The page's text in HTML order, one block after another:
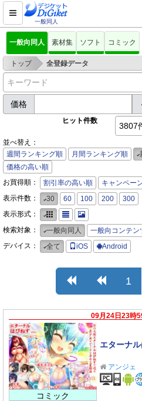
一般同人
一般向同人 素材集 ソフト コミック
トップ > 全登録データ
価格
ヒット件数
3807
並べ替え：
週間ランキング順
月間ランキング順
価格の高い順
お買得順：
割引率の高い順 キャンペー
表示件数：
30 60 100 200
300
表示形式：
検索対象：
一般向同人
一般向コンテン
デバイス：
全て iOS Android
1
09月24日23時
コミック
エターナ
アンジェ